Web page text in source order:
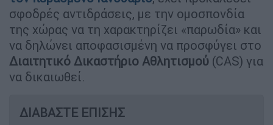
σφοδρές αντιδράσεις, με την ομοσπονδία
της χώρας να τη χαρακτηρίζει «παρωδία» και
να δηλώνει αποφασισμένη να προσφύγει στο
Διαιτητικό Δικαστήριο Αθλητισμού (CAS) για
να δικαιωθεί.
ΔΙΑΒΑΣΤΕ ΕΠΙΣΗΣ